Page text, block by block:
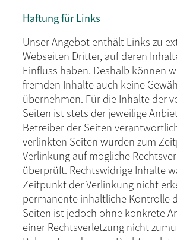
Haftung für Links
Unser Angebot enthält Links zu
Webseiten Dritter, auf deren
Einfluss haben. Deshalb können
fremden Inhalte auch keine
übernehmen. Für die Inhalte der
Seiten ist stets der jeweilige
Betreiber der Seiten
verlinkten Seiten wurden zum
Verlinkung auf mögliche
überprüft. Rechtswidrige Inhalte
Zeitpunkt der Verlinkung nicht
permanente inhaltliche Kontrolle
Seiten ist jedoch ohne konkrete
einer Rechtsverletzung nicht